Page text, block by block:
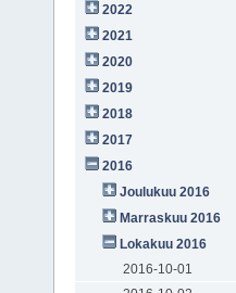
2022
2021
2020
2019
2018
2017
2016
Joulukuu 2016
Marraskuu 2016
Lokakuu 2016
2016-10-01